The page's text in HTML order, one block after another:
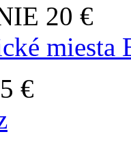
20 €
miesta
€